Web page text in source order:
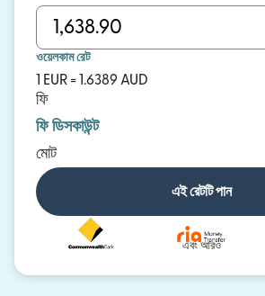
ওয়েলকাম রেট
1 EUR = 1.6389 AUD
ফি
ফি ডিসকাউন্ট
মোট
এই রেটটি পান
এবং আরও